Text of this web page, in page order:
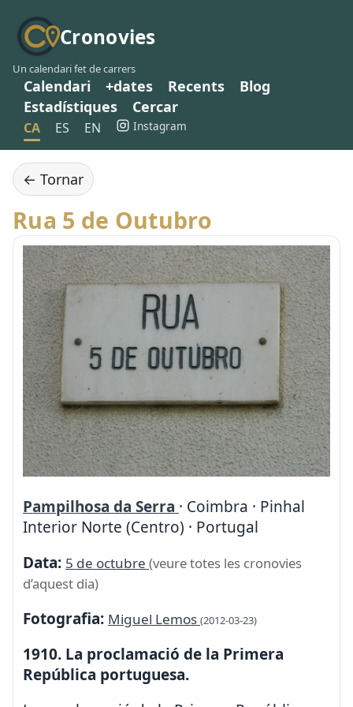
Cronovies
Un calendari fet de carrers
Calendari +dates Recents
Blog
Estadístiques
Cercar
CA ES EN Instagram
← Tornar
Rua 5 de Outubro
Pampilhosa da Serra · Coimbra · Pinhal
Interior Norte (Centro) · Portugal
Data: 5 de octubre (veure totes les cronovies
d’aquest dia)
Fotografia: Miguel Lemos (2012-03-23)
1910. La proclamació de la Primera
República portuguesa.